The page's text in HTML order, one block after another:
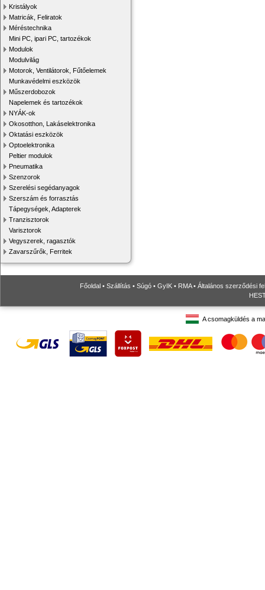
Kristályok
Matricák, Feliratok
Méréstechnika
Mini PC, ipari PC, tartozékok
Modulok
Modulvilág
Motorok, Ventilátorok, Fűtőelemek
Munkavédelmi eszközök
Műszerdobozok
Napelemek és tartozékok
NYÁK-ok
Okosotthon, Lakáselektronika
Oktatási eszközök
Optoelektronika
Peltier modulok
Pneumatika
Szenzorok
Szerelési segédanyagok
Szerszám és forrasztás
Tápegységek, Adapterek
Tranzisztorok
Varisztorok
Vegyszerek, ragasztók
Zavarszűrők, Ferritek
Főoldal • Szállítás • Súgó • GyIK • RMA• Általános szerződési
A csomagküldés a